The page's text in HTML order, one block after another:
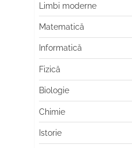
Limbi moderne
Matematică
Informatică
Fizică
Biologie
Chimie
Istorie